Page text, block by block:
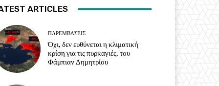
ARTICLES
ΠΑΡΕΜΒΑΣΕΙΣ
Όχι, δεν ευθύνεται η κλιματική
κρίση για τις πυρκαγιές, του
Φάμπιαν Δημητρίου